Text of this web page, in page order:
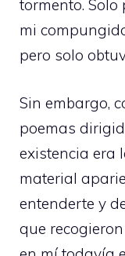
tormento.
mi
pero solo
Sin embargo,
poemas
existencia era
material
entenderte y
que